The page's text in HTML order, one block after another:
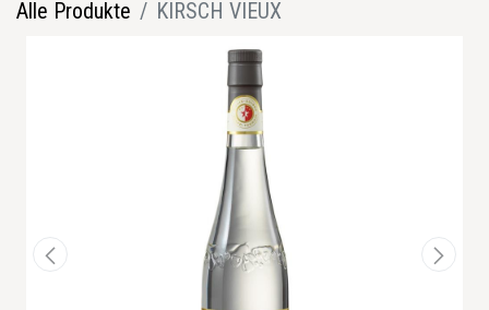
Alle Produkte KIRSCH VIEUX